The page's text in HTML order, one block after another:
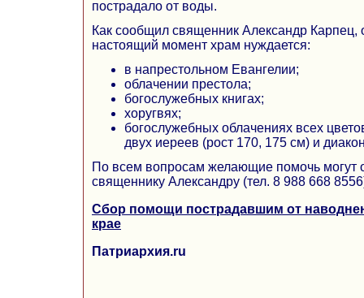
пострадало от воды.
Как сообщил священник Александр
настоящий момент храм нуждается:
в напрестольном Евангелии;
облачении престола;
богослужебных книгах;
хоругвях;
богослужебных облачениях всех
двух иереев (рост 170, 175 см) и
По всем вопросам желающие помочь могут
священнику Александру (тел. 8 988 668
Сбор помощи пострадавшим от
крае
Патриархия.ru